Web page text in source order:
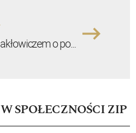
o po...
SPOŁECZNOŚCI ZIP